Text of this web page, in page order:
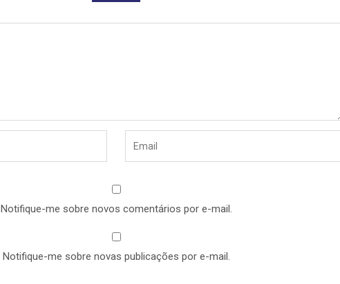
Notifique-me sobre novos comentários por e-mail.
Notifique-me sobre novas publicações por e-mail.